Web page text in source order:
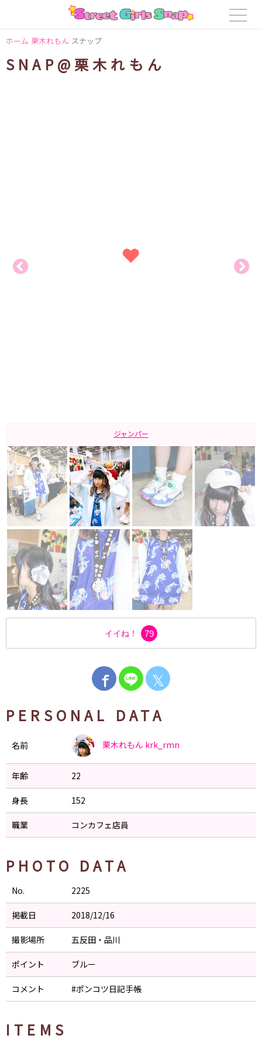
ホーム 栗木れもん スナップ
SNAP@栗木れもん
ジャンパー
イイね！ 79
𝕏
PERSONAL DATA
名前 栗木れもん krk_rmn
年齢 22
身長 152
職業 コンカフェ店員
PHOTO DATA
No. 2225
掲載日 2018/12/16
撮影場所 五反田・品川
ポイント ブルー
コメント #ポンコツ日記手帳
ITEMS